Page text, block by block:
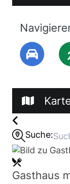
Suche:
Gasthaus